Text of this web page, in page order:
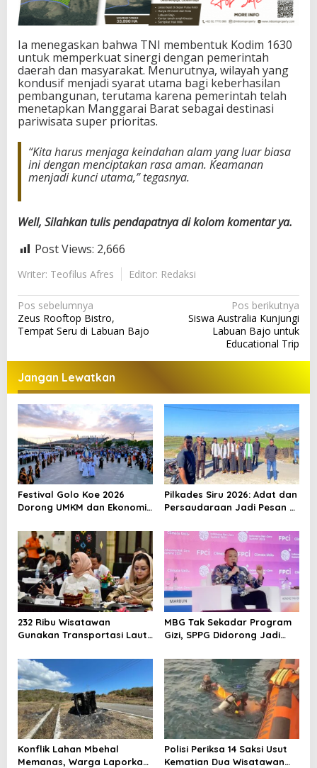
Ia menegaskan bahwa TNI membentuk Kodim 1630
untuk memperkuat sinergi dengan pemerintah
daerah dan masyarakat. Menurutnya, wilayah yang
kondusif menjadi syarat utama bagi keberhasilan
pembangunan, terutama karena pemerintah telah
menetapkan Manggarai Barat sebagai destinasi
pariwisata super prioritas.
“Kita harus menjaga keindahan alam yang luar biasa
ini dengan menciptakan rasa aman. Keamanan
menjadi kunci utama,” tegasnya.
Well, Silahkan tulis pendapatnya di kolom komentar ya.
Post Views: 2,666
Writer: Teofilus Afres Editor: Redaksi
N
a
i
g
a
s
i
p
o
s
Pos sebelumnya
Zeus Rooftop Bistro,
Tempat Seru di Labuan Bajo
Pos berikutnya
Siswa Australia Kunjungi
Labuan Bajo untuk
Educational Trip
Jangan Lewatkan
Festival Golo Koe 2026
Dorong UMKM dan Ekonomi
Laut Jadi Puncak Acara
Pilkades Siru 2026: Adat dan
Persaudaraan Jadi Pesan di
232 Ribu Wisatawan
Gunakan Transportasi Laut
Keselamatan Jadi Prioritas
MBG Tak Sekadar Program
Gizi, SPPG Didorong Jadi
Konflik Lahan Mbehal
Memanas, Warga Laporkan
Polisi Periksa 14 Saksi Usut
Kematian Dua Wisatawan